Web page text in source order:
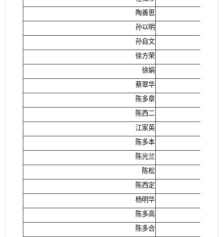
陶善思
孙以明
孙自文
徐方荣
徐娟
蔡翠华
陈多章
陈西二
江家英
陈多本
陈光兰
陈松
陈西定
杨明华
陈多高
陈多合